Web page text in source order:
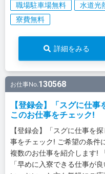
職場駐車場無料
水道光
寮費無料
詳細をみる
お仕事No.130568
【登録会】「スグに仕
このお仕事をチェック!
【登録会】「スグに仕事を
事をチェック! ご希望の条件
複数のお仕事を紹介します!
「早めに入寮できる仕事が